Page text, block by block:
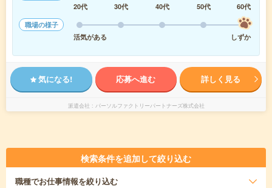
20代
30代 40代 50代
60代
職場の様子
活気がある
しずか
気になる! 応募へ進む 詳しく見る
派遣会社 パーソルファクトリーパートナーズ株式会社
検索条件を追加して絞り込む
職種でお仕事情報を絞り込む